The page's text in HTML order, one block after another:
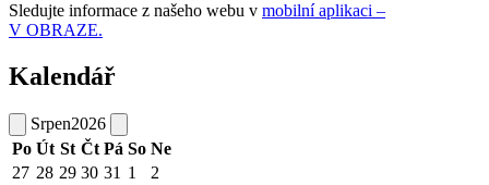
Sledujte informace z našeho webu v mobilní aplikaci –
V OBRAZE.
Kalendář
Srpen2026
Po Út St Čt Pá So Ne
27 28 29 30 31 1
2